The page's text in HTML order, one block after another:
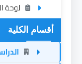
لوحة
أقسام الكلية